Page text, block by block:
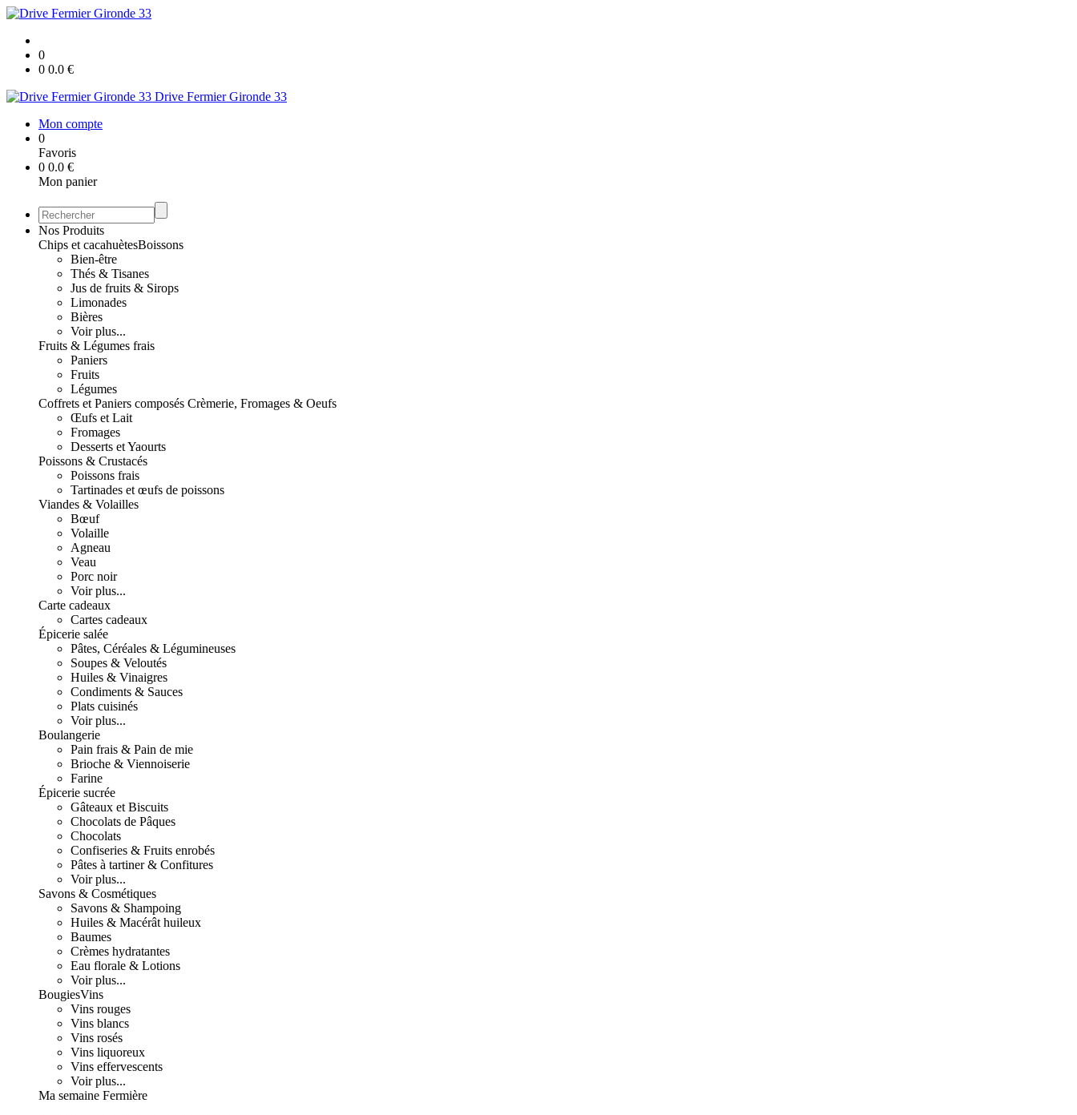
0
0 0.0 €
Drive Fermier Gironde 33
Mon compte
0
Favoris
0 0.0 €
Mon panier
Nos Produits
Chips et cacahuètesBoissons
Bien-être
Thés & Tisanes
Jus de fruits & Sirops
Limonades
Bières
Voir plus...
Fruits & Légumes frais
Paniers
Fruits
Légumes
Coffrets et Paniers composés Crèmerie, Fromages & Oeufs
Œufs et Lait
Fromages
Desserts et Yaourts
Poissons & Crustacés
Poissons frais
Tartinades et œufs de poissons
Viandes & Volailles
Bœuf
Volaille
Agneau
Veau
Porc noir
Voir plus...
Carte cadeaux
Cartes cadeaux
Épicerie salée
Pâtes, Céréales & Légumineuses
Soupes & Veloutés
Huiles & Vinaigres
Condiments & Sauces
Plats cuisinés
Voir plus...
Boulangerie
Pain frais & Pain de mie
Brioche & Viennoiserie
Farine
Épicerie sucrée
Gâteaux et Biscuits
Chocolats de Pâques
Chocolats
Confiseries & Fruits enrobés
Pâtes à tartiner & Confitures
Voir plus...
Savons & Cosmétiques
Savons & Shampoing
Huiles & Macérât huileux
Baumes
Crèmes hydratantes
Eau florale & Lotions
Voir plus...
BougiesVins
Vins rouges
Vins blancs
Vins rosés
Vins liquoreux
Vins effervescents
Voir plus...
Ma semaine Fermière